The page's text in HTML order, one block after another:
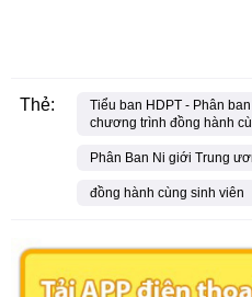
Thẻ:
Tiểu ban HDPT - Phân
chương trình đồng hành
Phân Ban Ni giới Trung
đồng hành cùng sinh viên